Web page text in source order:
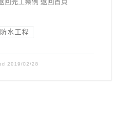
回完工案例 返回首頁
水工程
2019/02/28